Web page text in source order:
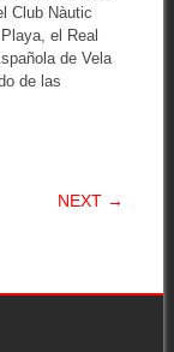
Club Nàutic
el Real
de Vela
de las
NEXT →